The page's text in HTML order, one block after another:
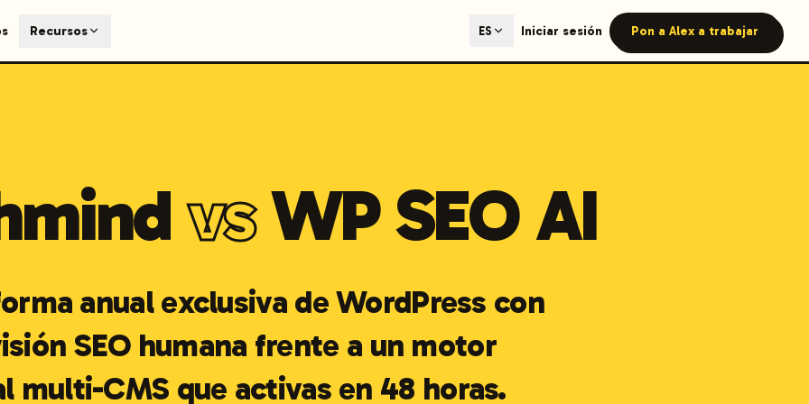
engines like ChatGPT, Claude, and Perplexity. Automated content generation with GEO optimization built-in.
on LinkedIn
Recursos ES Iniciar sesión Pon a Alex a trabajar
vsWP SEO AI
anual exclusiva de WordPress con
SEO humana frente a un motor
multi-CMS que activas en 48 horas.